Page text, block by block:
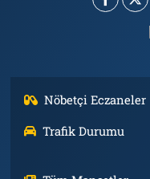
Nöbetçi Eczaneler
Trafik Durumu